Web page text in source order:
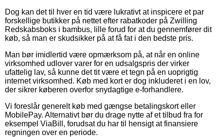
Dog kan det til hver en tid være lukrativt at inspicere et par
forskellige butikker på nettet efter rabatkoder på Zwilling
Redskabsboks i bambus, lille forud for at du gennemfører dit
køb, så man er skudsikker på at få fat i den bedste pris.
Man bør imidlertid være opmærksom på, at når en online
virksomhed udlover varer for en udsalgspris der virker
ufattelig lav, så kunne det tit være et tegn på en uoprigtig
internet virksomhed. Køb med kort er dog inkluderet i en lov,
der sikrer køberen overfor snydagtige e-forhandlere.
Vi foreslår generelt køb med gængse betalingskort eller
MobilePay. Alternativt bør du drage nytte af et tilbud fra for
eksempel ViaBill, forudsat du har til hensigt at finansiere
regningen over en periode.